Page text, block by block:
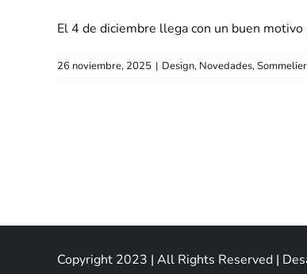
El 4 de diciembre llega con un buen motivo
26 noviembre, 2025 | Design, Novedades,Sommelier
Copyright 2023 | All Rights Reserved |